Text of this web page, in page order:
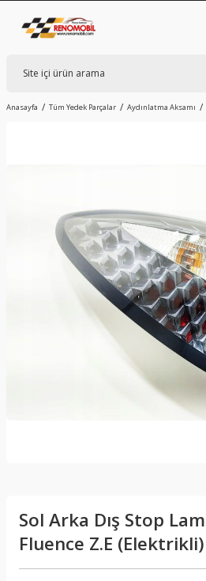
Anasayfa Tüm Yedek Parçalar Aydınlatma Aksamı
Sol Arka Dış Stop
Fluence Z.E (Elektrikli)